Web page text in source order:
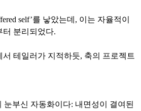
self’를 낳았는데, 이는 자율적이
터 분리되었다.
테일러가 지적하듯, 축의 프로젝트
부신 자동화이다: 내면성이 결여된